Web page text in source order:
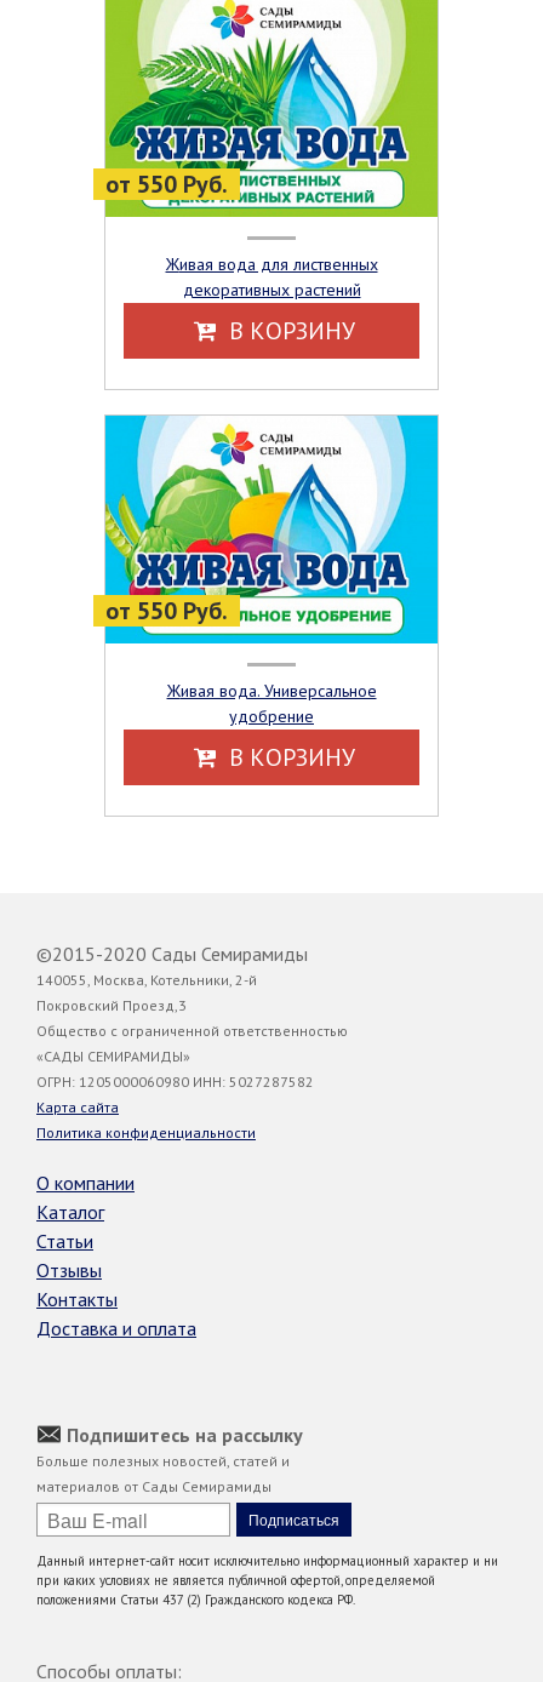
от 550 Руб.
Живая вода для лиственных
декоративных растений
В КОРЗИНУ
от 550 Руб.
Живая вода. Универсальное
удобрение
В КОРЗИНУ
©2015-2020 Сады Семирамиды
140055, Москва, Котельники, 2-й
Покровский Проезд,3
Общество с ограниченной ответственностью
«САДЫ СЕМИРАМИДЫ»
ОГРН: 1205000060980 ИНН: 5027287582
Карта сайта
Политика конфиденциальности
О компании
Каталог
Статьи
Отзывы
Контакты
Доставка и оплата
Подпишитесь на рассылку
Больше полезных новостей, статей и
материалов от Сады Семирамиды
Данный интернет-сайт носит исключительно информационный характер и ни
при каких условиях не является публичной офертой, определяемой
положениями Статьи 437 (2) Гражданского кодекса РФ.
Способы оплаты: